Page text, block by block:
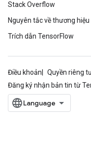
Stack Overflow
Nguyên tắc về thương hiệu
Trích dẫn TensorFlow
Điều khoản Quyền riêng
Đăng ký nhận bản tin từ